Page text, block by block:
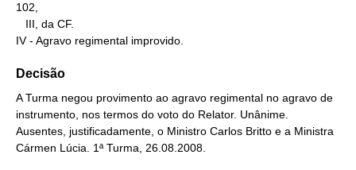
102,
IV - Agravo regimental improvido.
Decisão
A Turma negou provimento ao agravo regimental no agravo de
instrumento, nos termos do voto do Relator. Unânime.
Ausentes, justificadamente, o Ministro Carlos Britto e a Ministra
Cármen Lúcia. 1ª Turma, 26.08.2008.